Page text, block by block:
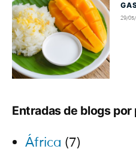
29/
Entradas de blogs por
África (7)